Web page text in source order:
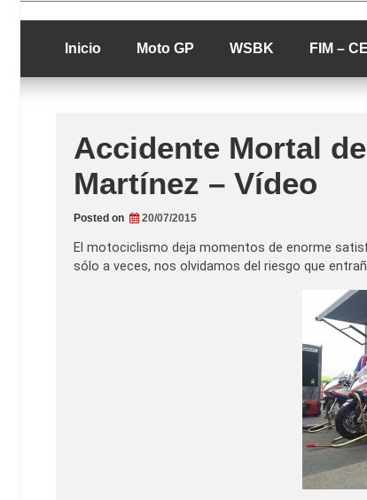
to
contentLucio Lopez
luciolopezgp
Inicio Moto GP WSBK FIM –
Accidente Mortal
Martínez – Vídeo
Posted on 20/07/2015
El motociclismo deja momentos de enorme
sólo a veces, nos olvidamos del riesgo que